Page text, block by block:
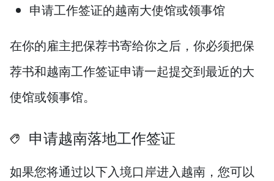
申请工作签证的越南大使馆或领事馆
在你的雇主把保荐书寄给你之后，你必须把保
荐书和越南工作签证申请一起提交到最近的大
使馆或领事馆。
申请越南落地工作签证
如果您将通过以下入境口岸进入越南，您可以